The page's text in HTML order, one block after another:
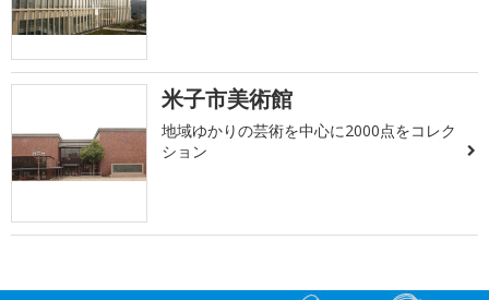
米子市美術館
地域ゆかりの芸術を中心に2000点をコレク
ション